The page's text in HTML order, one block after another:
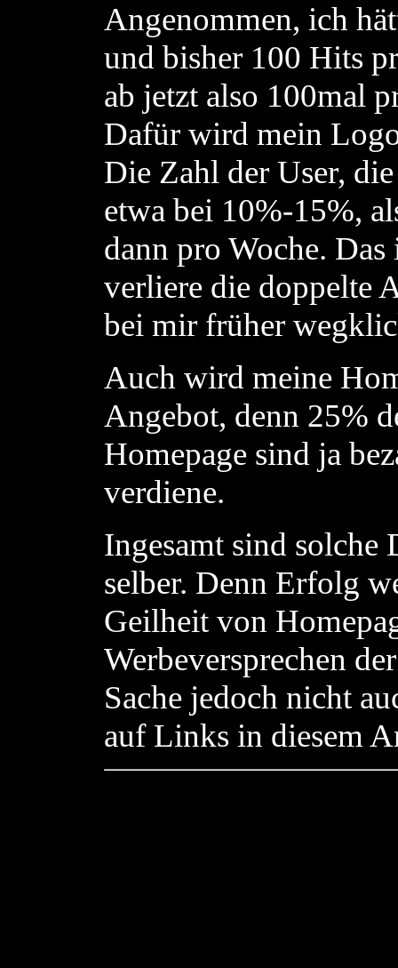
Angenommen, ich
und bisher 100 Hits
ab jetzt also 100mal
Dafür wird mein
Die Zahl der User,
etwa bei 10%-15%,
dann pro Woche.
verliere die doppelte
bei mir früher
Auch wird meine
Angebot, denn 25%
Homepage sind ja
verdiene.
Ingesamt sind
selber. Denn Erfolg
Geilheit von
Werbeversprechen
Sache jedoch nicht
auf Links in diesem